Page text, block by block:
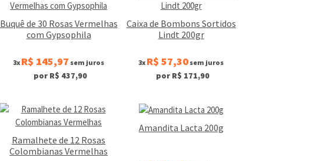
Buquê de 30 Rosas Vermelhas
com Gypsophila
3x R$ 145,97 sem juros
por R$ 437,90
Caixa de Bombons Sortidos
Lindt 200gr
3x R$ 57,30 sem juros
por R$ 171,90
Ramalhete de 12 Rosas
Colombianas Vermelhas
Amandita Lacta 200g